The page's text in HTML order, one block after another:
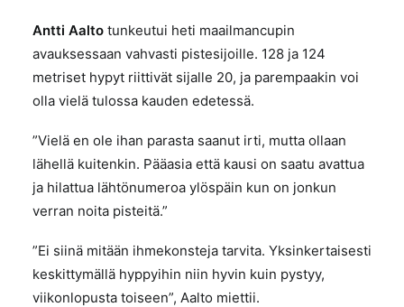
Antti Aalto tunkeutui heti maailmancupin
avauksessaan vahvasti pistesijoille. 128 ja 124
metriset hypyt riittivät sijalle 20, ja parempaakin voi
olla vielä tulossa kauden edetessä.
”Vielä en ole ihan parasta saanut irti, mutta ollaan
lähellä kuitenkin. Pääasia että kausi on saatu avattua
ja hilattua lähtönumeroa ylöspäin kun on jonkun
verran noita pisteitä.”
”Ei siinä mitään ihmekonsteja tarvita. Yksinkertaisesti
keskittymällä hyppyihin niin hyvin kuin pystyy,
viikonlopusta toiseen”, Aalto miettii.